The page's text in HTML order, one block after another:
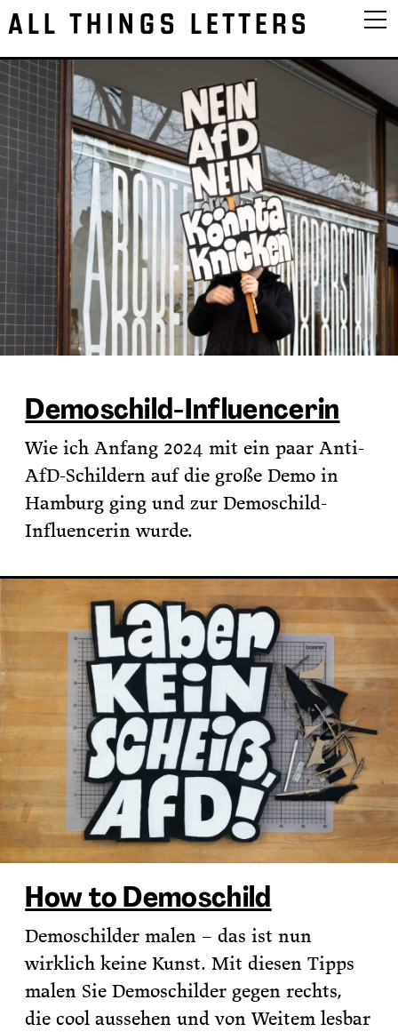
ALL THINGS LETTERS
Demoschild-Influencerin
Wie ich Anfang 2024 mit ein paar Anti-
AfD-Schildern auf die große Demo in
Hamburg ging und zur Demoschild-
Influencerin wurde.
How to Demoschild
Demoschilder malen – das ist nun
wirklich keine Kunst. Mit diesen Tipps
malen Sie Demoschilder gegen rechts,
die cool aussehen und von Weitem lesbar